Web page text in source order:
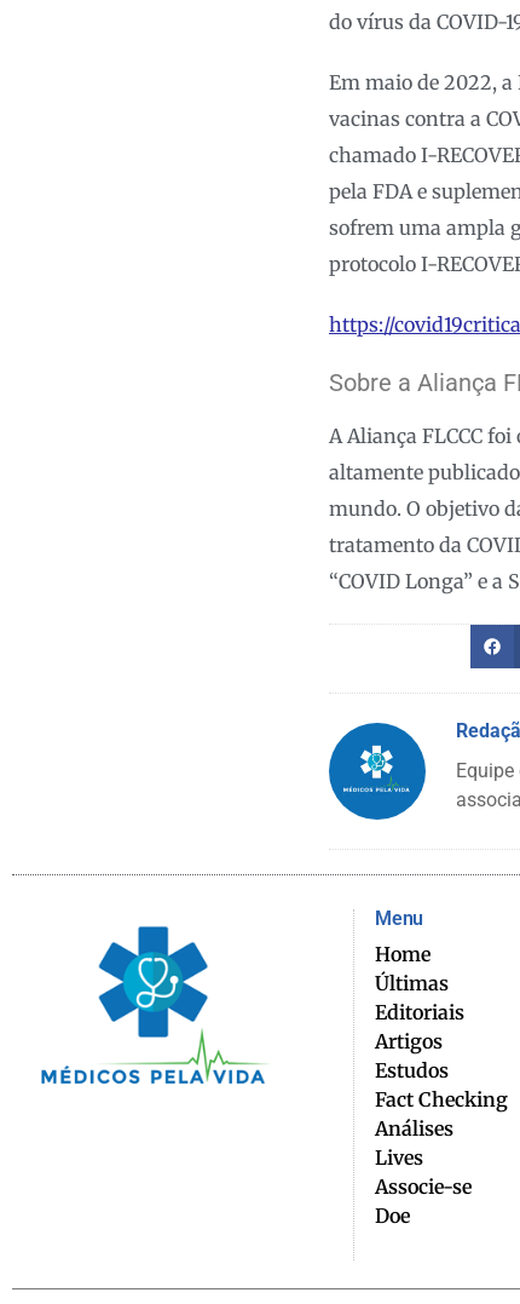
do vírus da COVID-
Em maio de 2022, a
vacinas contra a
chamado I-
pela FDA e
sofrem uma ampla
protocolo I-
https://
Sobre a Aliança
A Aliança FLCCC
altamente
mundo. O objetivo
tratamento da
“COVID Longa” e a
Menu
Home
Últimas
Editoriais
Artigos
Estudos
Fact Checking
Análises
Lives
Associe-se
Doe